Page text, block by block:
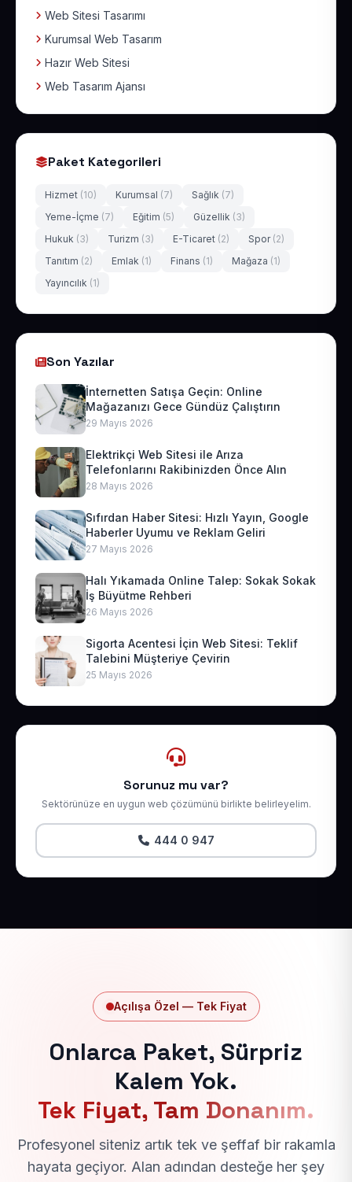
Web Sitesi Tasarımı
Kurumsal Web Tasarım
Hazır Web Sitesi
Web Tasarım Ajansı
Paket Kategorileri
Hizmet (10) Kurumsal (7) Sağlık (7)
Yeme-İçme (7) Eğitim (5) Güzellik (3)
Hukuk (3) Turizm (3) E-Ticaret (2) Spor (2)
Tanıtım (2) Emlak (1) Finans (1) Mağaza (1)
Yayıncılık (1)
Son Yazılar
İnternetten Satışa Geçin: Online
Mağazanızı Gece Gündüz Çalıştırın
29 Mayıs 2026
Elektrikçi Web Sitesi ile Arıza
Telefonlarını Rakibinizden Önce Alın
28 Mayıs 2026
Sıfırdan Haber Sitesi: Hızlı Yayın, Google
Haberler Uyumu ve Reklam Geliri
27 Mayıs 2026
Halı Yıkamada Online Talep: Sokak Sokak
İş Büyütme Rehberi
26 Mayıs 2026
Sigorta Acentesi İçin Web Sitesi: Teklif
Talebini Müşteriye Çevirin
25 Mayıs 2026
Sorunuz mu var?
Sektörünüze en uygun web çözümünü birlikte belirleyelim.
444 0 947
Açılışa Özel — Tek Fiyat
Onlarca Paket, Sürpriz
Kalem Yok.
Tek Fiyat, Tam Donanım.
Profesyonel siteniz artık tek ve şeffaf bir rakamla
hayata geçiyor. Alan adından desteğe her şey